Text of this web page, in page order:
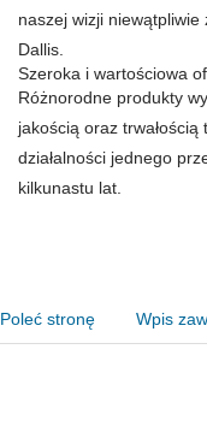
naszej wizji niewątpliwie
Dallis.
Szeroka i wartościowa
Różnorodne produkty
jakością oraz
działalności jednego
kilkunastu lat.
Poleć stronę Wpis